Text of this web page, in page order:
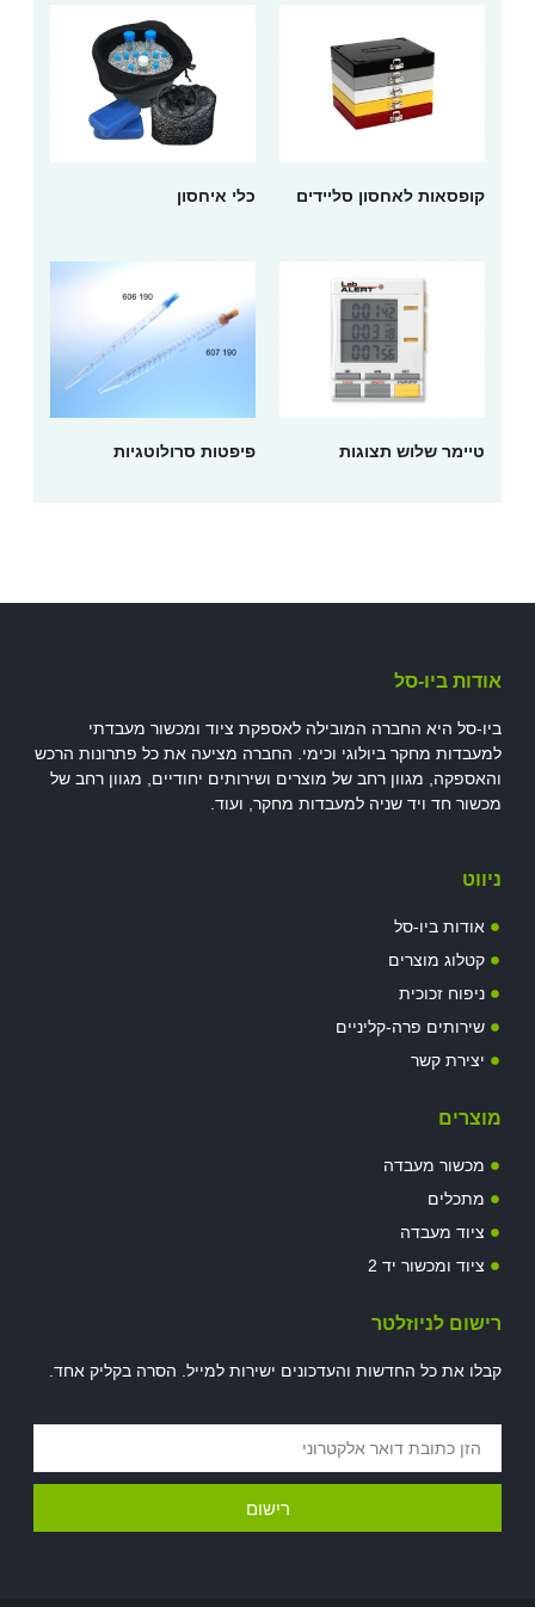
קופסאות לאחסון סליידים כלי איחסון
טיימר שלוש תצוגות פיפטות סרולוטגיות
אודות ביו-סל
ביו-סל היא החברה המובילה לאספקת ציוד ומכשור מעבדתי
למעבדות מחקר ביולוגי וכימי. החברה מציעה את כל פתרונות הרכש
והאספקה, מגוון רחב של מוצרים ושירותים יחודיים, מגוון רחב של
מכשור חד ויד שניה למעבדות מחקר, ועוד.
ניווט
אודות ביו-סל
קטלוג מוצרים
ניפוח זכוכית
שירותים פרה-קליניים
יצירת קשר
מוצרים
מכשור מעבדה
מתכלים
ציוד מעבדה
ציוד ומכשור יד 2
רישום לניוזלטר
קבלו את כל החדשות והעדכונים ישירות למייל. הסרה בקליק אחד.
רישום